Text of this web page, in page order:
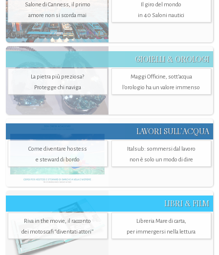
Salone di Canness, il primo
amore non si scorda mai
Il giro del mondo
in 40 Saloni nautici
GIOIELLI & OROLOGI
La pietra più preziosa?
Protegge chi naviga
Maggi Officine, sott’acqua
l'orologio ha un valore immenso
LAVORI SULL’ACQUA
Come diventare hostess
e steward di bordo
Italsub: sommersi dal lavoro
non è solo un modo di dire
LIBRI & FILM
Riva in the movie, il racconto
dei motoscafi “diventati attori”
Libreria Mare di carta,
per immergersi nella lettura